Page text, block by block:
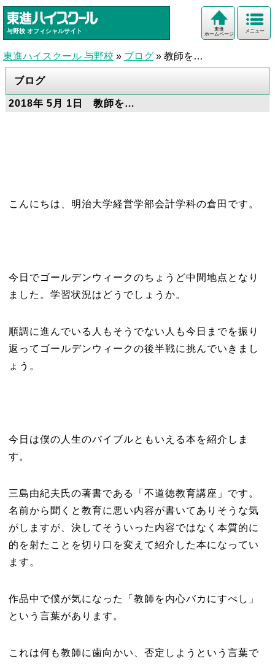
与野校 オフィシャルサイト メニュー
東進
ホームページ
東進ハイスクール 与野校 » ブログ » 教師を…
ブログ
2018年 5月 1日 教師を…
こんにちは、明治大学経営学部会計学科の倉田です。
今日でゴールデンウィークのちょうど中間地点となり
ました。学習状況はどうでしょうか。
順調に進んでいる人もそうでない人も今日までを振り
返ってゴールデンウィークの後半戦に挑んでいきまし
ょう。
今日は僕の人生のバイブルともいえる本を紹介しま
す。
三島由紀夫氏の著書である「不道徳教育講座」です。
名前から聞くと教育に悪い内容が書いてありそうな気
がしますが、決してそういった内容ではなく本質的に
的を射たことを切り口を変えて紹介した本になってい
ます。
作品中で僕が気になった「教師を内心バカにすべし」
という言葉があります。
これは何も教師に歯向かい、否定しようという言葉で